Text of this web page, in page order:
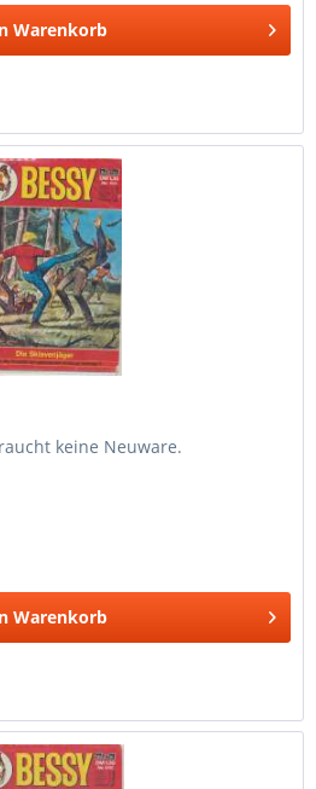
Warenkorb
keine Neuware.
Warenkorb